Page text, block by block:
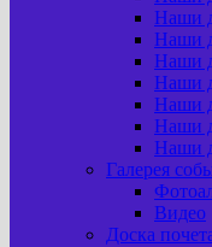
Наши
Наши
Наши
Наши
Наши
Наши
Наши
Галерея
Видео
Доска